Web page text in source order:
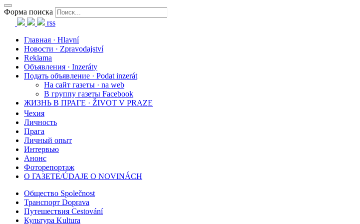
Форма поиска
rss
Главная · Hlavní
Новости · Zpravodajství
Reklama
Объявления · Inzeráty
Подать объявление · Podat inzerát
На сайт газеты · na web
В группу газеты Facebook
ЖИЗНЬ В ПРАГЕ · ŽIVOT V PRAZE
Чехия
Личность
Прага
Личный опыт
Интервью
Анонс
Фоторепортаж
О ГАЗЕТЕ/ÚDAJE O NOVINÁCH
Общество Společnost
Транспорт Doprava
Путешествия Cestování
Культура Kultura